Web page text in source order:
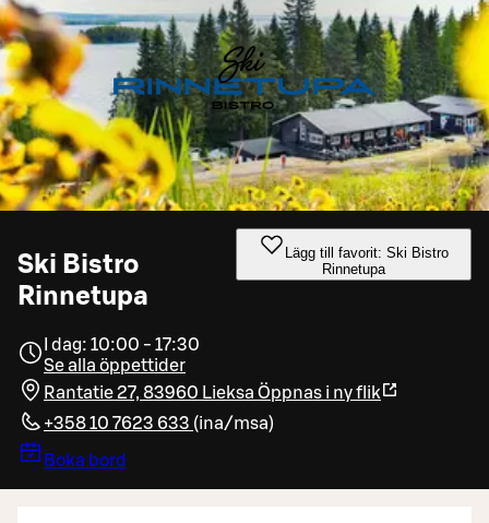
Ski Bistro
Rinnetupa
Lägg till favorit: Ski Bistro
Rinnetupa
I dag: 10:00 - 17:30
Se alla öppettider
Rantatie 27, 83960 Lieksa Öppnas i ny flik
+358 10 7623 633 (ina/msa)
Boka bord